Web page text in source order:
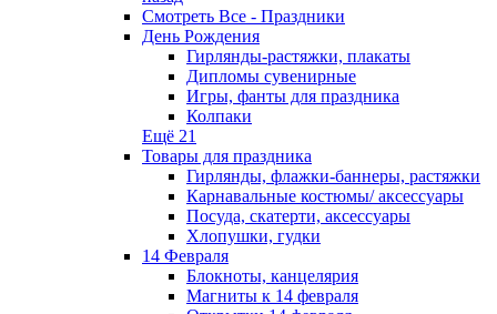
Смотреть Все - Праздники
День Рождения
Гирлянды-растяжки, плакаты
Дипломы сувенирные
Игры, фанты для праздника
Колпаки
Ещё 21
Товары для праздника
Гирлянды, флажки-баннеры, растяжки
Карнавальные костюмы/ аксессуары
Посуда, скатерти, аксессуары
Хлопушки, гудки
14 Февраля
Блокноты, канцелярия
Магниты к 14 февраля